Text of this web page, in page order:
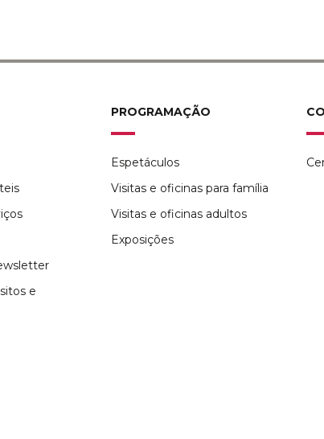
e
PROGRAMAÇÃO
Espetáculos
Visitas e oficinas para família
Visitas e oficinas adultos
Exposições